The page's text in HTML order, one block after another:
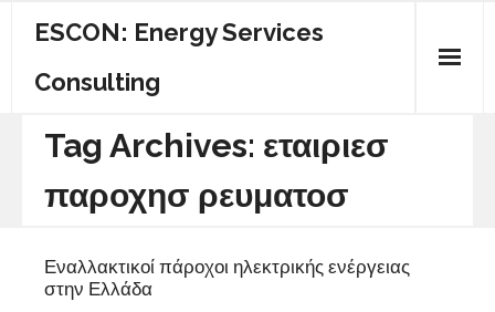
ESCON: Energy Services
Consulting
ΠΟΙΟΙ ΕΙΜΑΣΤΕ
ΚΕΝΤΡΙΚΗ
ΥΠΗΡΕΣΙΕΣ
Tag Archives: εταιριεσ
παροχησ ρευματοσ
Εναλλακτικοί πάροχοι ηλεκτρικής ενέργειας
στην Ελλάδα